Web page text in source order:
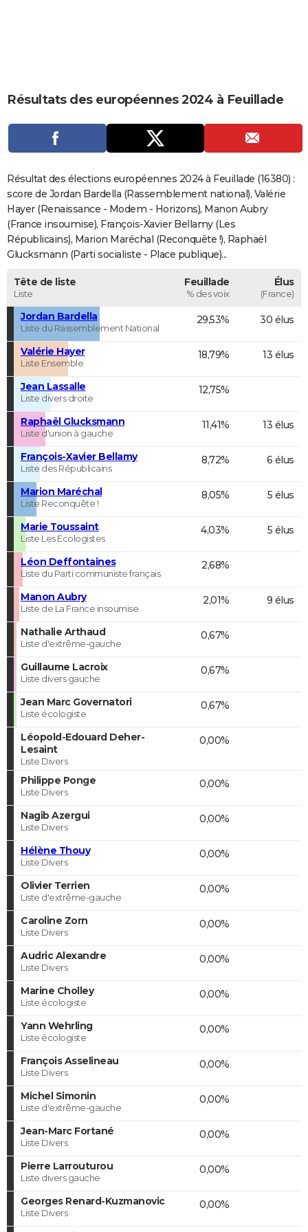
CARTE DE VOEUX
Carte de Noël
Carte Bonne année
Carte Saint-Valentin
Carte Pâques
Carte d'anniversaire
DICTIONNAIRE
Dictionnaire
Biographies
Citations
Expressions
Proverbes
PROGRAMME TV
COPAINS D'AVANT
S'inscrire
Se connecter
Lycées
Collèges
Primaires
Universités
Entreprises
Service militaire
Avis de recherche
AVIS DE DÉCÈS
FORUM
Résultats des européennes 2024 à Feuillade
Résultat des élections européennes 2024 à Feuillade (16380) :
score de Jordan Bardella (Rassemblement national), Valérie
Hayer (Renaissance - Modem - Horizons), Manon Aubry
(France insoumise), François-Xavier Bellamy (Les
Républicains), Marion Maréchal (Reconquête !), Raphaël
Glucksmann (Parti socialiste - Place publique)...
Tête de liste
Liste
Feuillade
% des voix
Élus
(France)
Jordan Bardella
Liste du Rassemblement National
29,53% 30 élus
Valérie Hayer
Liste Ensemble
18,79% 13 élus
Jean Lassalle
Liste divers droite
12,75%
Raphaël Glucksmann
Liste d'union à gauche
11,41% 13 élus
François-Xavier Bellamy
Liste des Républicains
8,72% 6 élus
Marion Maréchal
Liste Reconquête !
8,05% 5 élus
Marie Toussaint
Liste Les Ecologistes
4,03% 5 élus
Léon Deffontaines
Liste du Parti communiste français
2,68%
Manon Aubry
Liste de La France insoumise
2,01% 9 élus
Nathalie Arthaud
Liste d'extrême-gauche
0,67%
Guillaume Lacroix
Liste divers gauche
0,67%
Jean Marc Governatori
Liste écologiste
0,67%
Léopold-Edouard Deher-
Lesaint
Liste Divers
0,00%
Philippe Ponge
Liste Divers
0,00%
Nagib Azergui
Liste Divers
0,00%
Hélène Thouy
Liste Divers
0,00%
Olivier Terrien
Liste d'extrême-gauche
0,00%
Caroline Zorn
Liste Divers
0,00%
Audric Alexandre
Liste Divers
0,00%
Marine Cholley
Liste écologiste
0,00%
Yann Wehrling
Liste écologiste
0,00%
François Asselineau
Liste Divers
0,00%
Michel Simonin
Liste d'extrême-gauche
0,00%
Jean-Marc Fortané
Liste Divers
0,00%
Pierre Larrouturou
Liste divers gauche
0,00%
Georges Renard-Kuzmanovic
Liste Divers
0,00%